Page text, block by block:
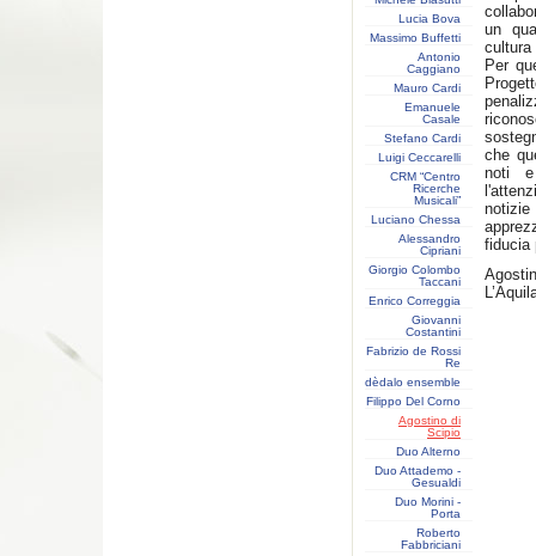
Lucia Bova
Massimo Buffetti
Antonio
Caggiano
Mauro Cardi
Emanuele
Casale
Stefano Cardi
Luigi Ceccarelli
CRM “Centro
Ricerche
Musicali”
Luciano Chessa
Alessandro
Cipriani
Giorgio Colombo
Taccani
Enrico Correggia
Giovanni
Costantini
Fabrizio de Rossi
Re
dèdalo ensemble
Filippo Del Corno
Agostino di
Scipio
Duo Alterno
Duo Attademo -
Gesualdi
Duo Morini -
Porta
Roberto
Fabbriciani
un
cultura
Per
che
noti e
fiducia